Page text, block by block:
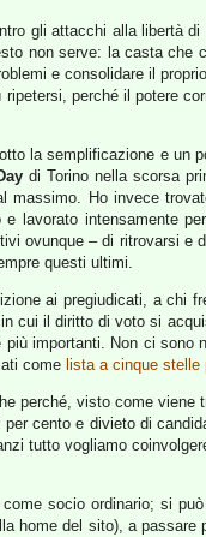
gli attacchi alla libertà
non serve: la casta che
e consolidare il
perché il potere
la semplificazione e un
di Torino nella scorsa
Ho invece
lavorato intensamente
ovunque – di ritrovarsi e
questi ultimi.
ai pregiudicati, a chi
cui il diritto di voto si
importanti. Non ci sono
come lista a cinque stelle
perché, visto come
cento e divieto di
tutto vogliamo
socio ordinario; si
home del sito), a passare